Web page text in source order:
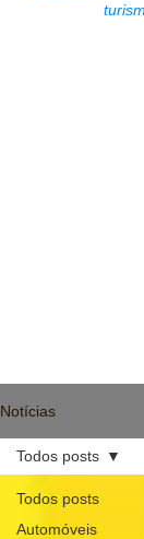
Notícias
Todos posts
Automóveis
Todos posts